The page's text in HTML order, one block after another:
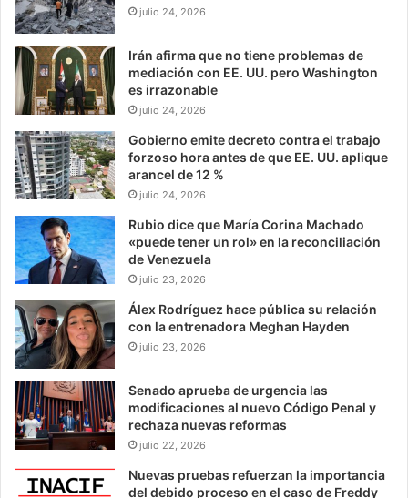
julio 24, 2026
Irán afirma que no tiene problemas de
mediación con EE. UU. pero Washington
es irrazonable
julio 24, 2026
Gobierno emite decreto contra el trabajo
forzoso hora antes de que EE. UU. aplique
arancel de 12 %
julio 24, 2026
Rubio dice que María Corina Machado
«puede tener un rol» en la reconciliación
de Venezuela
julio 23, 2026
Álex Rodríguez hace pública su relación
con la entrenadora Meghan Hayden
julio 23, 2026
Senado aprueba de urgencia las
modificaciones al nuevo Código Penal y
rechaza nuevas reformas
julio 22, 2026
Nuevas pruebas refuerzan la importancia
del debido proceso en el caso de Freddy